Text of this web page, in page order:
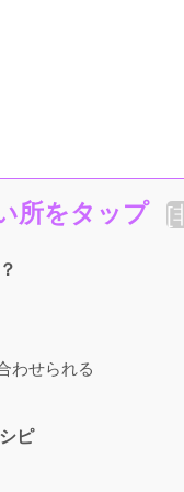
をタップ [
わせられる
ピ